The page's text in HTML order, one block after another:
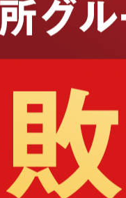
のマンション
ゲットにした間
活基礎調査
」によ
育て世帯が全体